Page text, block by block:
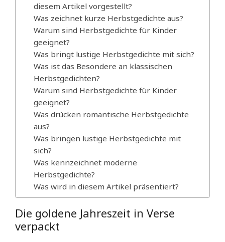
diesem Artikel vorgestellt?
Was zeichnet kurze Herbstgedichte aus?
Warum sind Herbstgedichte für Kinder
geeignet?
Was bringt lustige Herbstgedichte mit sich?
Was ist das Besondere an klassischen
Herbstgedichten?
Warum sind Herbstgedichte für Kinder
geeignet?
Was drücken romantische Herbstgedichte
aus?
Was bringen lustige Herbstgedichte mit
sich?
Was kennzeichnet moderne
Herbstgedichte?
Was wird in diesem Artikel präsentiert?
Die goldene Jahreszeit in Verse
verpackt